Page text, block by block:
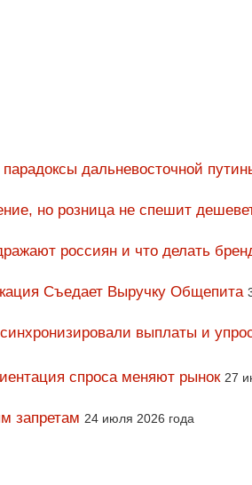
дальневосточной
но розница не спешит
россиян и что делать
Съедает Выручку Общепита
выплаты и
спроса меняют рынок 27
запретам 24 июля 2026 года